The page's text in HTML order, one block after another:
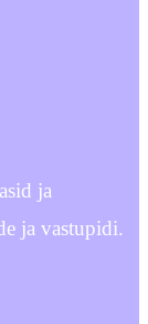
ja
ja vastupidi.